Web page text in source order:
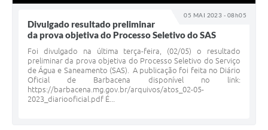
05 MAI 2023 - 08h05
Divulgado resultado preliminar
da prova objetiva do Processo Seletivo do SAS
Foi divulgado na última terça-feira, (02/05) o resultado
preliminar da prova objetiva do Processo Seletivo do Serviço
de Água e Saneamento (SAS). A publicação foi feita no Diário
Oficial de Barbacena disponível no link:
https://barbacena.mg.gov.br/arquivos/atos_02-05-
2023_diariooficial.pdf É...